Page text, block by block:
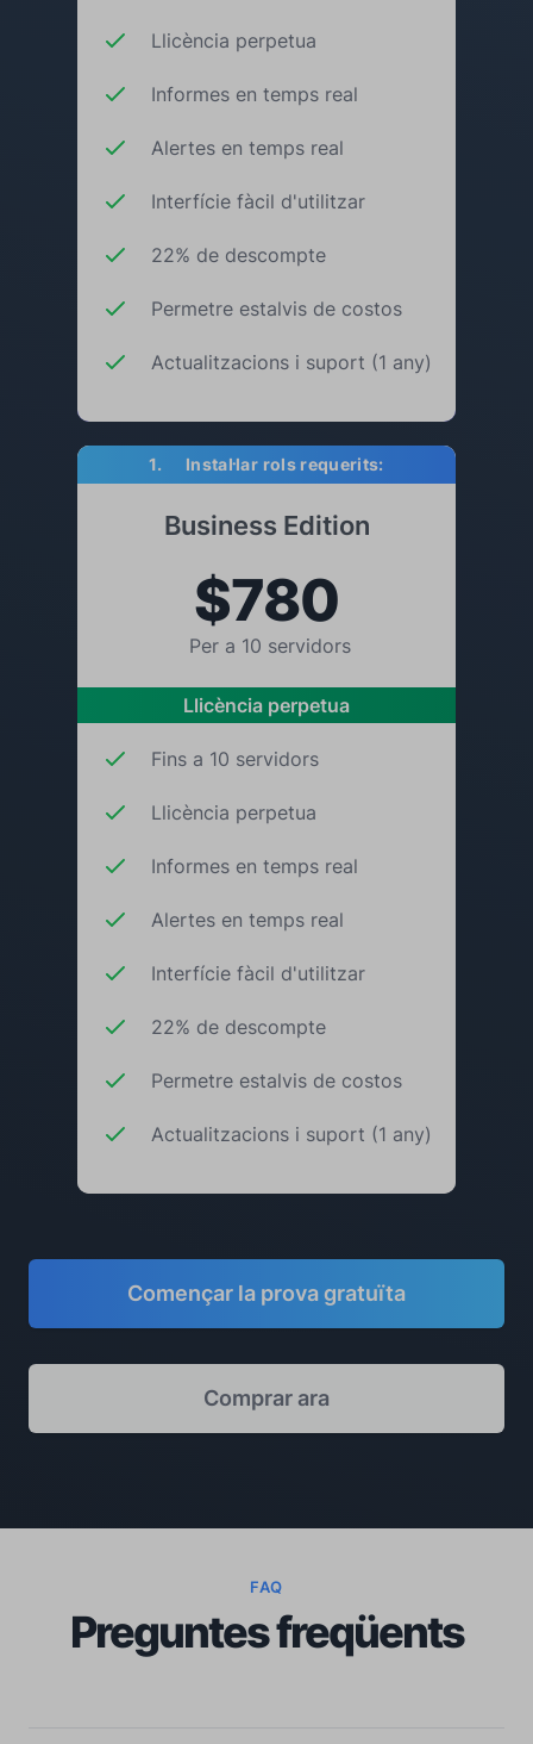
Llicència perpetua
Informes en temps real
Alertes en temps real
Interfície fàcil d'utilitzar
22% de descompte
Permetre estalvis de costos
Actualitzacions i suport (1 any)
1. Instal·lar rols requerits:
Business Edition
$780
Per a 10 servidors
Llicència perpetua
Fins a 10 servidors
Llicència perpetua
Informes en temps real
Alertes en temps real
Interfície fàcil d'utilitzar
22% de descompte
Permetre estalvis de costos
Actualitzacions i suport (1 any)
Començar la prova gratuïta
Comprar ara
FAQ
Preguntes freqüents